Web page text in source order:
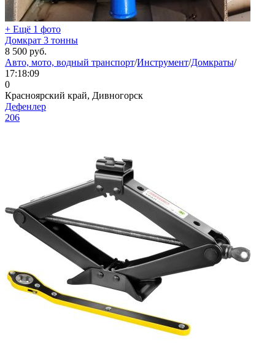
+ Ещё 1 фото
Домкрат 3 тонны
8 500 руб.
Авто, мото, водный транспорт/Инструмент/Домкраты/
17:18:09
0
Красноярский край, Дивногорск
Дефенлер
206